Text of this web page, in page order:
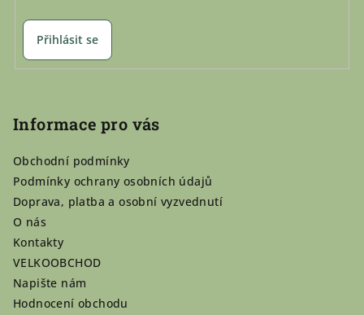
Přihlásit se
Informace pro vás
Obchodní podmínky
Podmínky ochrany osobních údajů
Doprava, platba a osobní vyzvednutí
O nás
Kontakty
VELKOOBCHOD
Napište nám
Hodnocení obchodu